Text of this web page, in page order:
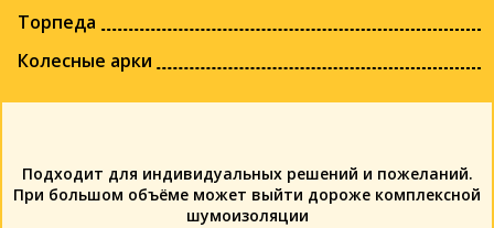
Торпеда
Колесные арки
Подходит для индивидуальных решений и пожеланий.
При большом объёме может выйти дороже комплексной
шумоизоляции